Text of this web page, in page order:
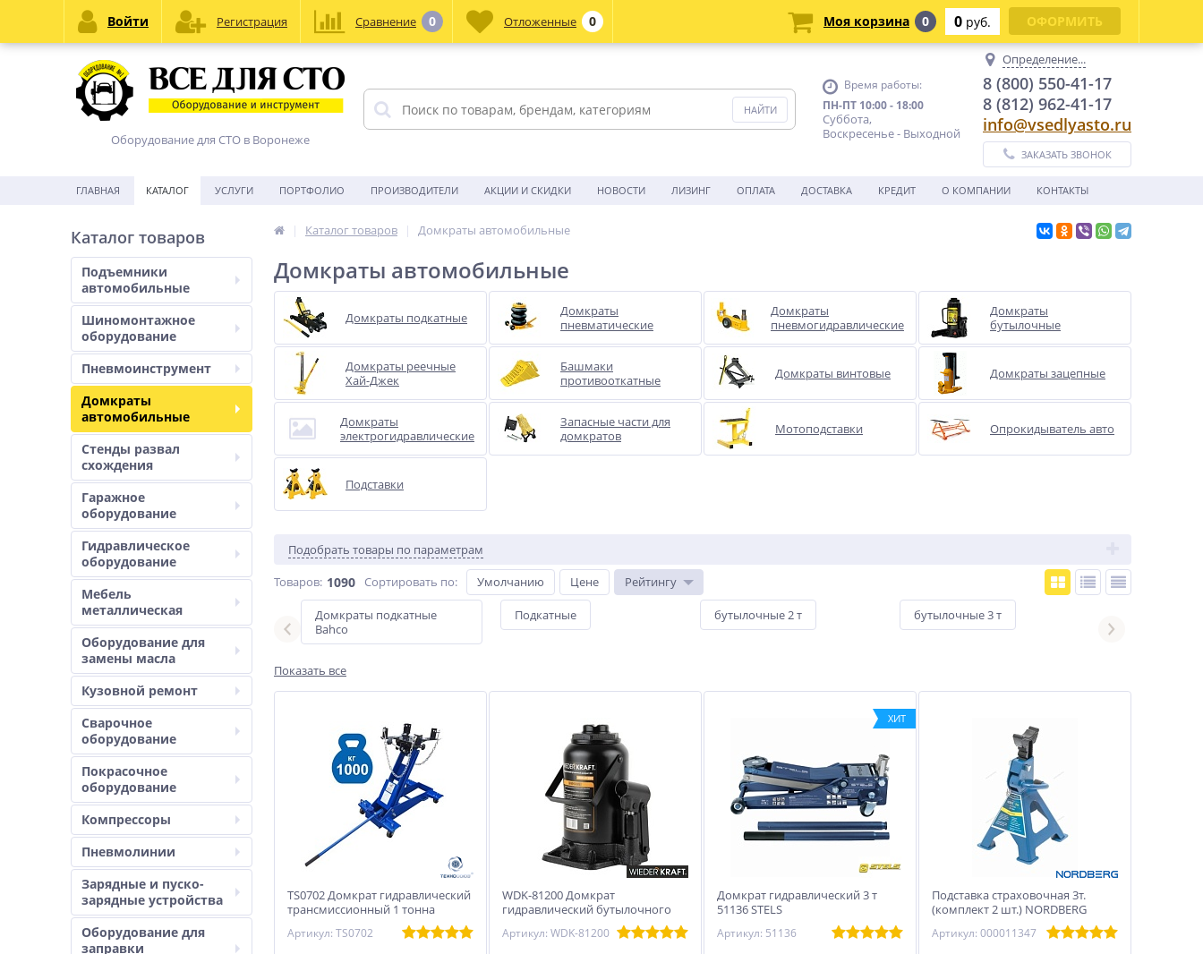
Оборудование для СТО в Воронеже
Время работы:
ПН-ПТ 10:00 - 18:00
Суббота,
Воскресенье - Выходной
Определение...
8 (800) 550-41-17
8 (812) 962-41-17
info@vsedlyasto.ru
ЗАКАЗАТЬ ЗВОНОК
ГЛАВНАЯ КАТАЛОГ УСЛУГИ ПОРТФОЛИО ПРОИЗВОДИТЕЛИ АКЦИИ И СКИДКИ НОВОСТИ ЛИЗИНГ ОПЛАТА ДОСТАВКА КРЕДИТ О КОМПАНИИ КОНТАКТЫ
Каталог товаров
Подъемники
автомобильные
Шиномонтажное
оборудование
Пневмоинструмент
Домкраты
автомобильные
Стенды развал
схождения
Гаражное
оборудование
Гидравлическое
оборудование
Мебель
металлическая
Оборудование для
замены масла
Кузовной ремонт
Сварочное
оборудование
Покрасочное
оборудование
Компрессоры
Пневмолинии
Зарядные и пуско-
зарядные устройства
Оборудование для
заправки
Каталог товаров Домкраты автомобильные
Домкраты автомобильные
Домкраты подкатные
Домкраты
пневматические
Домкраты
пневмогидравлические
Домкраты
бутылочные
Домкраты реечные
Хай-Джек
Башмаки
противооткатные
Домкраты винтовые Домкраты зацепные
Домкраты
электрогидравлические
Запасные части для
домкратов
Мотоподставки Опрокидыватель авто
Подставки
Подобрать товары по параметрам
Товаров: 1090 Сортировать по: Умолчанию Цене Рейтингу
грузовые
Домкраты подкатные
Bahco
Подкатные бутылочные 2 т бутылочные 3 т
Показать все
TS0702 Домкрат гидравлический
трансмиссионный 1 тонна
Артикул: TS0702
WDK-81200 Домкрат
гидравлический бутылочного
Артикул: WDK-81200
ХИТ
Домкрат гидравлический 3 т
51136 STELS
Артикул: 51136
Подставка страховочная 3т.
(комплект 2 шт.) NORDBERG
Артикул: 000011347
Войти Регистрация Сравнение 0 Отложенные 0 Моя корзина 0 0 руб. ОФОРМИТЬ